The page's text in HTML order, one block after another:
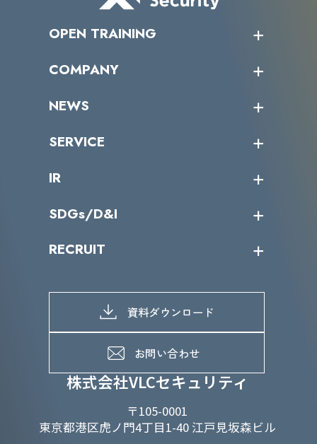
株式会社VLCセキュリティ
〒105-0001
東京都港区虎ノ門4丁目1-40 江戸見坂森ビル
OPEN TRAINING
受講者の声
COMPANY
トップメッセージ
ミッション／ビジョン
パートナー企業一覧
NEWS
サイバーニュース
SERVICE
カテゴリー別サービス一覧
IR
IRカレンダー
IRライブラリー
よくあるご質問
SDGs/D&I
当グループのマテリアリティ
SDGs推進体制
D&Iの取り組み
RECRUIT
募集職種一覧
メッセージ
メンバーインタビュー
資料ダウンロード
お問い合わせ